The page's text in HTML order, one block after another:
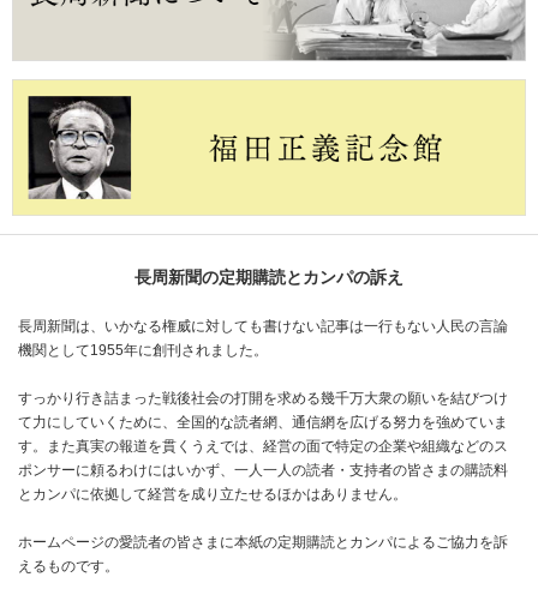
長周新聞の定期購読とカンパの訴え
長周新聞は、いかなる権威に対しても書けない記事は一行もない人民の言論
機関として1955年に創刊されました。
すっかり行き詰まった戦後社会の打開を求める幾千万大衆の願いを結びつけ
て力にしていくために、全国的な読者網、通信網を広げる努力を強めていま
す。また真実の報道を貫くうえでは、経営の面で特定の企業や組織などのス
ポンサーに頼るわけにはいかず、一人一人の読者・支持者の皆さまの購読料
とカンパに依拠して経営を成り立たせるほかはありません。
ホームページの愛読者の皆さまに本紙の定期購読とカンパによるご協力を訴
えるものです。